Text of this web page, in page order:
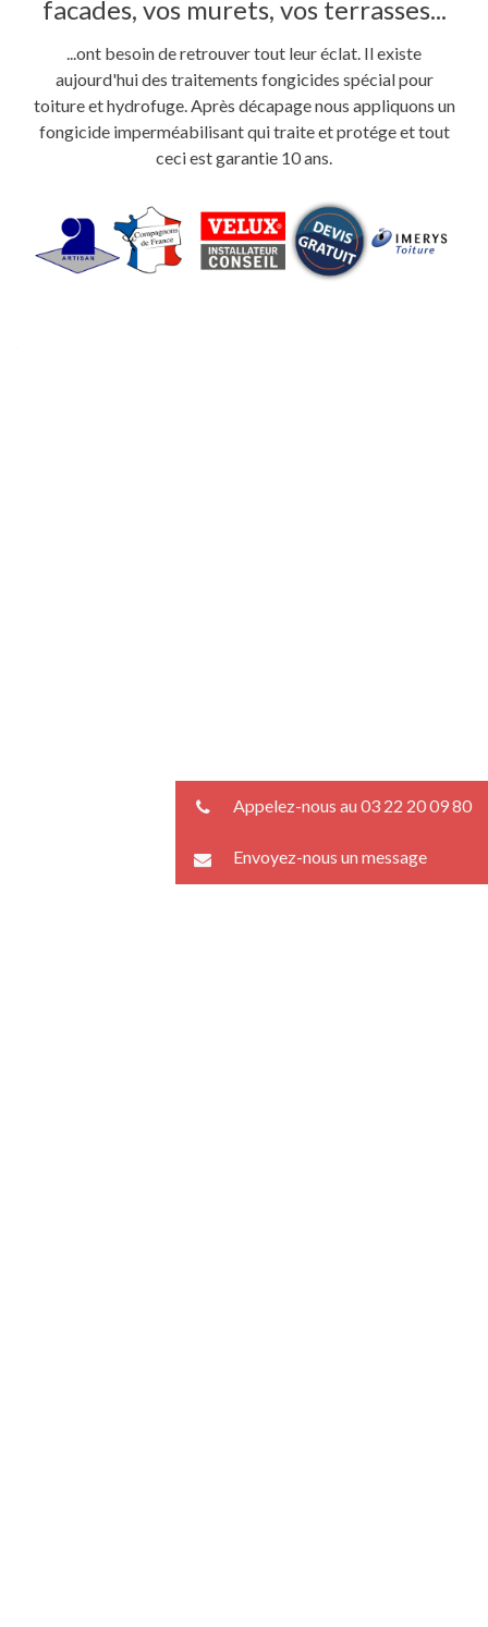
facades, vos murets, vos terrasses...
...ont besoin de retrouver tout leur éclat. Il existe
aujourd'hui des traitements fongicides spécial pour
toiture et hydrofuge. Après décapage nous appliquons un
fongicide imperméabilisant qui traite et protége et tout
ceci est garantie 10 ans.
Appelez-nous au 03 22 20 09 80
Envoyez-nous un message